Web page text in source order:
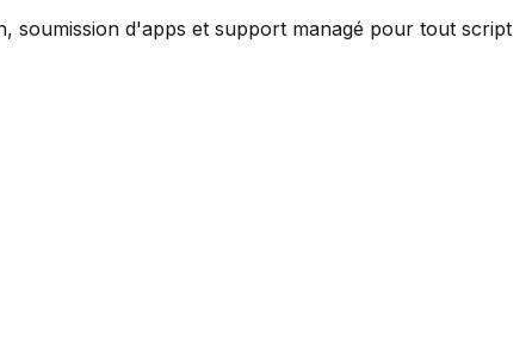
soumission d'apps et support managé pour tout script